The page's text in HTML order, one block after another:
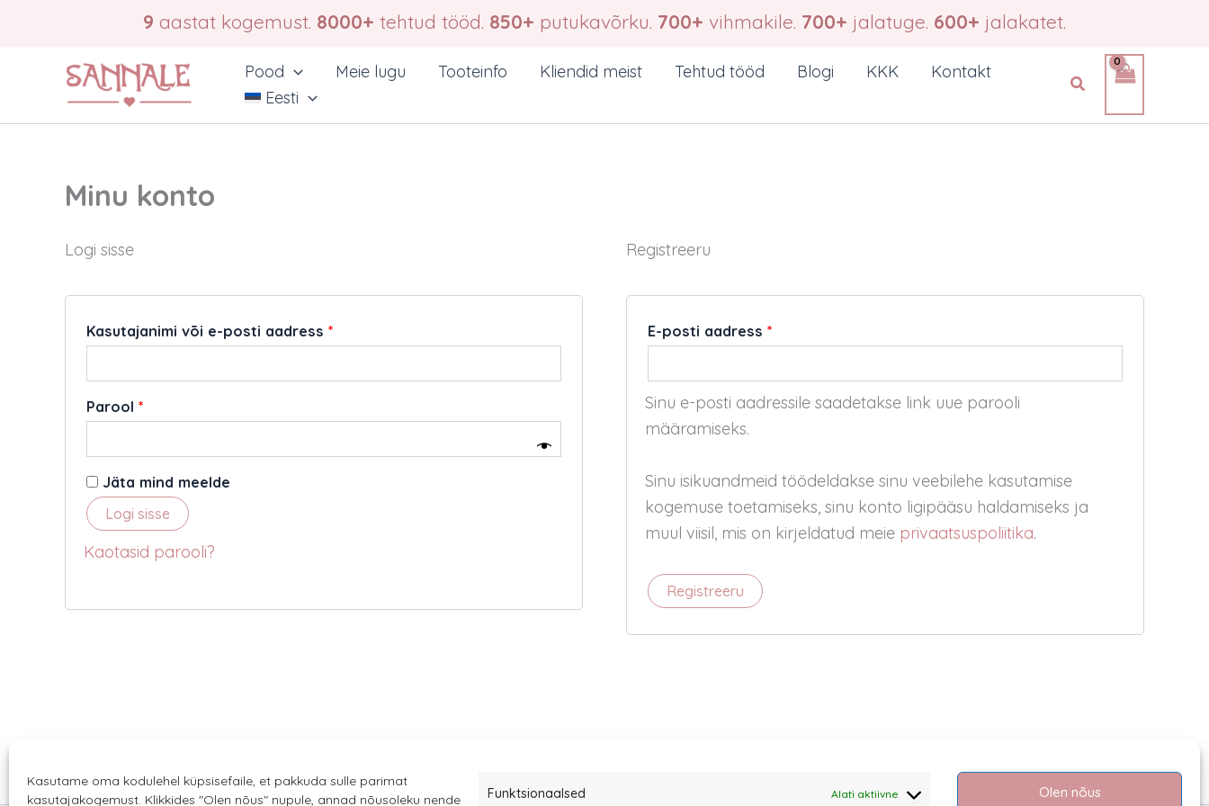
Kasutame oma kodulehel küpsisefaile, et pakkuda sulle parimat
kasutajakogemust. Klikkides "Olen nõus" nupule, annad nõusoleku nende
Funktsionaalsed Alati aktiivne Olen nõus
9 aastat kogemust. 8000+ tehtud tööd. 850+ putukavõrku. 700+ vihmakile. 700+ jalatuge. 600+ jalakatet.
Pood Meie lugu Tooteinfo Kliendid meist Tehtud tööd Blogi KKK
Kontakt
Eesti
Search
Minu konto
Logi sisse
Kasutajanimi või e-posti aadress *
Parool *
Jäta mind meelde
Logi sisse
Kaotasid parooli?
Registreeru
E-posti aadress *
Sinu e-posti aadressile saadetakse link uue parooli
määramiseks.
Sinu isikuandmeid töödeldakse sinu veebilehe kasutamise
kogemuse toetamiseks, sinu konto ligipääsu haldamiseks ja
muul viisil, mis on kirjeldatud meie privaatsuspoliitika.
Registreeru